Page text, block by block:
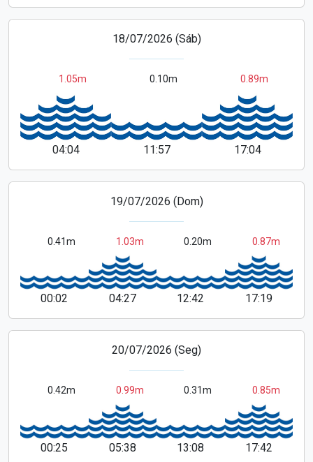
18/07/2026 (Sáb)
1.05m
04:04
0.10m
11:57
0.89m
17:04
19/07/2026 (Dom)
0.41m
00:02
1.03m
04:27
0.20m
12:42
0.87m
17:19
20/07/2026 (Seg)
0.42m
00:25
0.99m
05:38
0.31m
13:08
0.85m
17:42